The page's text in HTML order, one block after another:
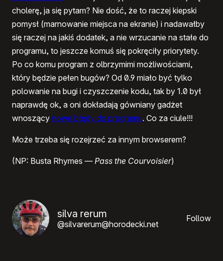
cholerę, ja się pytam? Nie dość, że to raczej kiepski
pomysł (marnowanie miejsca na ekranie) i nadawałby
się raczej na jakiś dodatek, a nie wrzucanie na stałe do
programu, to jeszcze komuś się pokręciły priorytety.
Po co komu program z olbrzymimi możliwościami,
który będzie pełen bugów? Od 0.9 miało być tylko
polowanie na bugi i czyszczenie kodu, tak by 1.0 był
naprawdę ok, a oni dokładają gówniany gadżet
wnoszący nowe błędy do programu. Co za ciule!!!
Może trzeba się rozejrzeć za innym browserem?
(NP: Busta Rhymes — Pass the Courvoisier)
silva rerum
@silvarerum@horodecki.net
Follow